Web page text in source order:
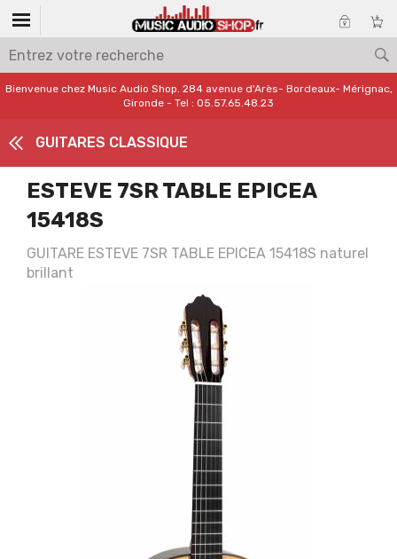
Bienvenue chez Music Audio Shop. 284 avenue d'Arès- Bordeaux- Mérignac,
Gironde - Tel : 05.57.65.48.23
GUITARES CLASSIQUE
ESTEVE 7SR TABLE EPICEA
15418S
GUITARE ESTEVE 7SR TABLE EPICEA 15418S naturel
brillant